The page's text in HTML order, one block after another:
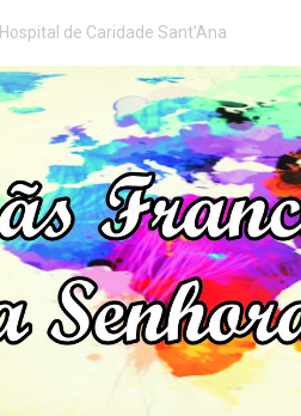
Hospital de Caridade Sant'Ana